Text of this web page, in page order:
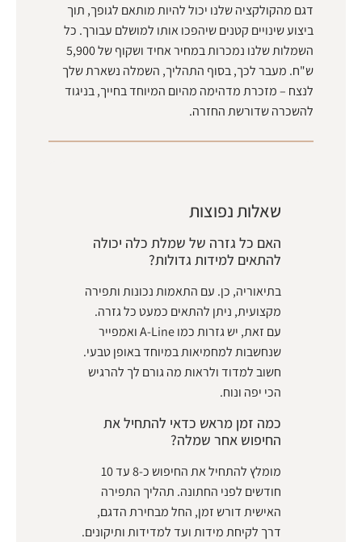
דגם מהקולקציה שלנו יכול להיות מותאם לגופך, תוך
ביצוע שינויים קטנים שיהפכו אותו למושלם עבורך. כל
השמלות שלנו נמכרות במחיר אחיד ושקוף של 5,900
ש"ח. מעבר לכך, בסוף התהליך, השמלה נשארת שלך
לנצח – מזכרת מדהימה מהיום המיוחד בחייך, בניגוד
להשכרה שדורשת החזרה.
שאלות נפוצות
האם כל גזרה של שמלת כלה יכולה
להתאים למידות גדולות?
בתיאוריה, כן. עם התאמות נכונות ותפירה
מקצועית, ניתן להתאים כמעט כל גזרה.
עם זאת, יש גזרות כמו A-Line ואמפייר
שנחשבות למחמיאות במיוחד באופן טבעי.
חשוב למדוד ולראות מה גורם לך להרגיש
הכי יפה ונוח.
כמה זמן מראש כדאי להתחיל את
החיפוש אחר שמלה?
מומלץ להתחיל את החיפוש כ-8 עד 10
חודשים לפני החתונה. תהליך התפירה
האישית דורש זמן, החל מבחירת הדגם,
דרך לקיחת מידות ועד למדידות ותיקונים.